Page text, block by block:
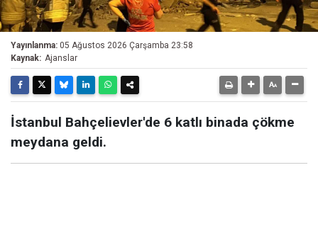
Yayınlanma: 05 Ağustos 2026 Çarşamba 23:58
Kaynak: Ajanslar
İstanbul Bahçelievler'de 6 katlı binada çökme
meydana geldi.